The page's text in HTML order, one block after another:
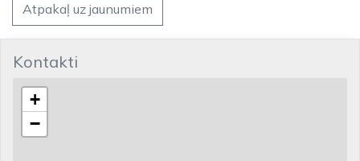
Atpakaļ uz jaunumiem
Kontakti
+
−